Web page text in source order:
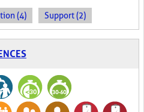
(4) Support (2)